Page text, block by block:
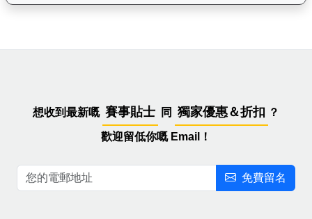
想收到最新嘅 賽事貼士 同 獨家優惠＆折扣 ？
歡迎留低你嘅 Email！
免費留名